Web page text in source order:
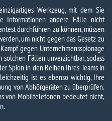
Werkzeug, mit dem Sie
Informationen andere Fälle nicht
durchführen zu können, müssen
um nicht gegen das Gesetz zu
gegen Unternehmensspionage
solchen Fällen unverzichtbar, sodass
Spion in den Reihen Ihres Teams in
ist es ebenso wichtig, Ihre
von Abhörgeräten zu überprüfen.
von Mobiltelefonen bedeutet nicht,